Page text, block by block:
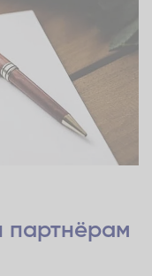
партнёрам